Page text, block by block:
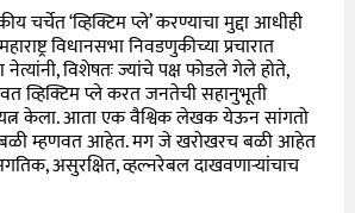
चर्चेत ‘व्हिक्टिम प्ले’ करण्याचा मुद्दा आधीही
विधानसभा निवडणुकीच्या प्रचारात
विशेषतः ज्यांचे पक्ष फोडले गेले होते,
व्हिक्टिम प्ले करत जनतेची सहानुभूती
केला. आता एक वैश्विक लेखक येऊन सांगतो
म्हणवत आहेत. मग जे खरोखरच बळी आहेत
असुरक्षित, व्हल्नरेबल दाखवणाऱ्यांचाच